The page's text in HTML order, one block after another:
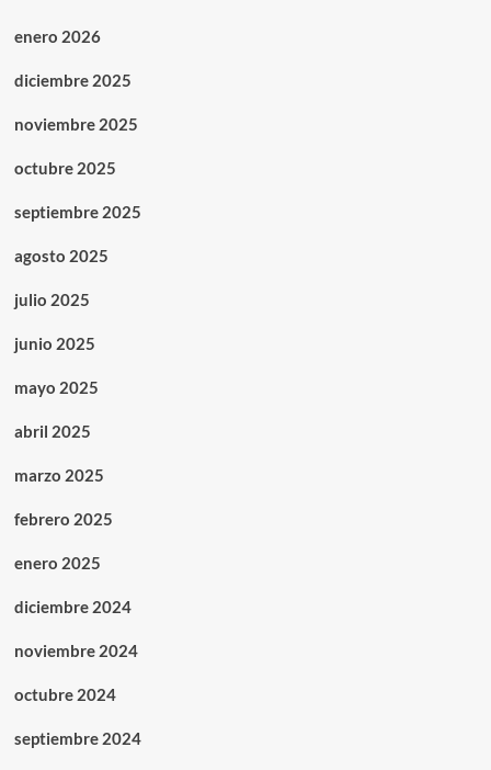
enero 2026
diciembre 2025
noviembre 2025
octubre 2025
septiembre 2025
agosto 2025
julio 2025
junio 2025
mayo 2025
abril 2025
marzo 2025
febrero 2025
enero 2025
diciembre 2024
noviembre 2024
octubre 2024
septiembre 2024